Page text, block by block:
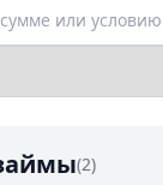
(2)